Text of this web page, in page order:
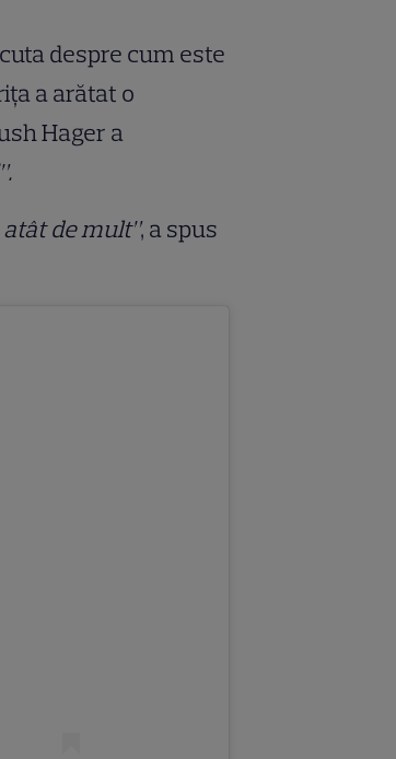
despre cum este
a arătat o
Hager a
de mult”, a spus